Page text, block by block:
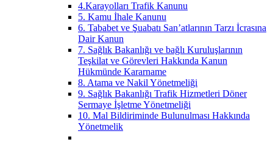
4.Karayolları Trafik Kanunu
5. Kamu İhale Kanunu
6. Tababet ve Şuabatı San’atlarının Tarzı İcrasına
Dair Kanun
7. Sağlık Bakanlığı ve bağlı Kuruluşlarının
Teşkilat ve Görevleri Hakkında Kanun
Hükmünde Kararname
8. Atama ve Nakil Yönetmeliği
9. Sağlık Bakanlığı Trafik Hizmetleri Döner
Sermaye İşletme Yönetmeliği
10. Mal Bildiriminde Bulunulması Hakkında
Yönetmelik